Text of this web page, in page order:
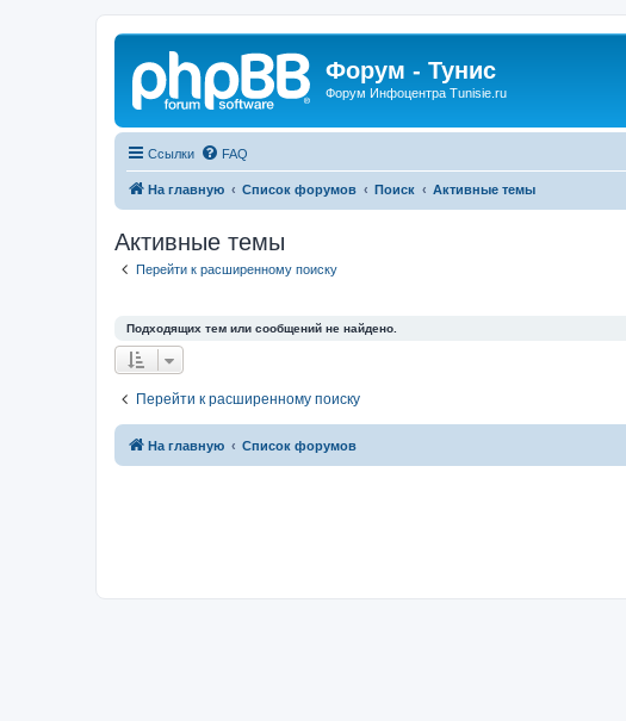
Форум - Тунис
Форум Инфоцентра Tunisie.ru
Ссылки FAQ
На главную Список форумов Поиск Активные темы
Активные темы
Перейти к расширенному поиску
Подходящих тем или сообщений не найдено.
Перейти к расширенному поиску
На главную Список форумов